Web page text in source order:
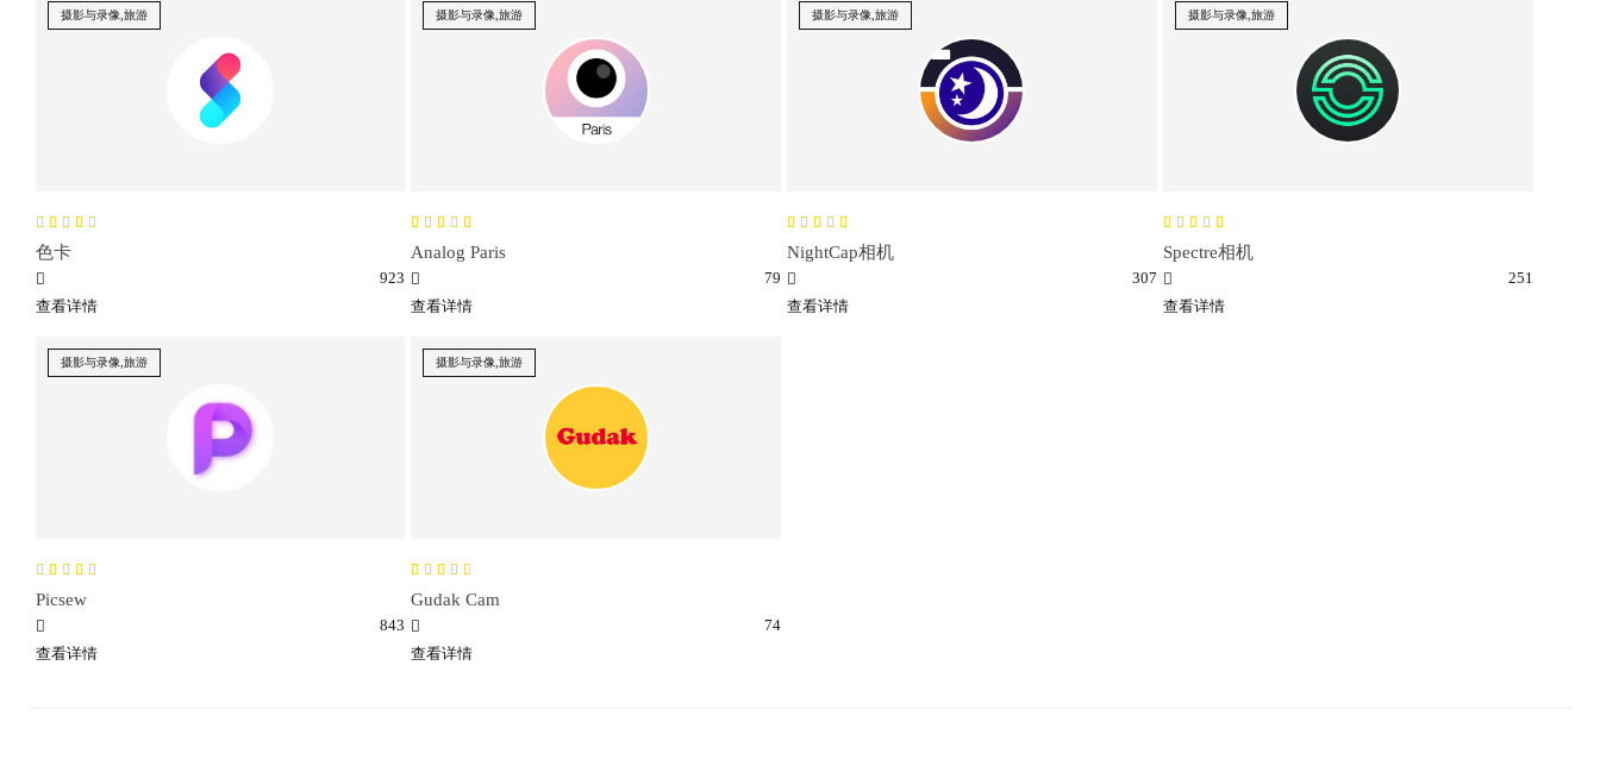
摄影与录像,旅游
色卡
923
查看详情
摄影与录像,旅游
Analog Paris
79
查看详情
摄影与录像,旅游
NightCap相机
307
查看详情
摄影与录像,旅游
Spectre相机
251
查看详情
摄影与录像,旅游
Picsew
843
查看详情
摄影与录像,旅游
Gudak Cam
74
查看详情